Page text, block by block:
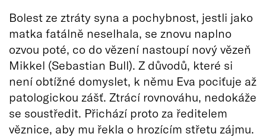
Bolest ze ztráty syna a pochybnost, jestli jako
matka fatálně neselhala, se znovu naplno
ozvou poté, co do vězení nastoupí nový vězeň
Mikkel (Sebastian Bull). Z důvodů, které si
není obtížné domyslet, k němu Eva pociťuje až
patologickou zášť. Ztrácí rovnováhu, nedokáže
se soustředit. Přichází proto za ředitelem
věznice, aby mu řekla o hrozícím střetu zájmu.